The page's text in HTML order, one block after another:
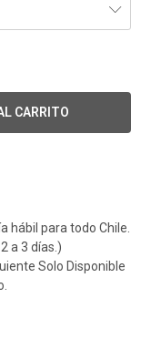
hábil para todo Chile.
a 3 días.)
Solo Disponible